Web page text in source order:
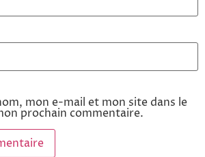
mon e-mail et mon site dans le
prochain commentaire.